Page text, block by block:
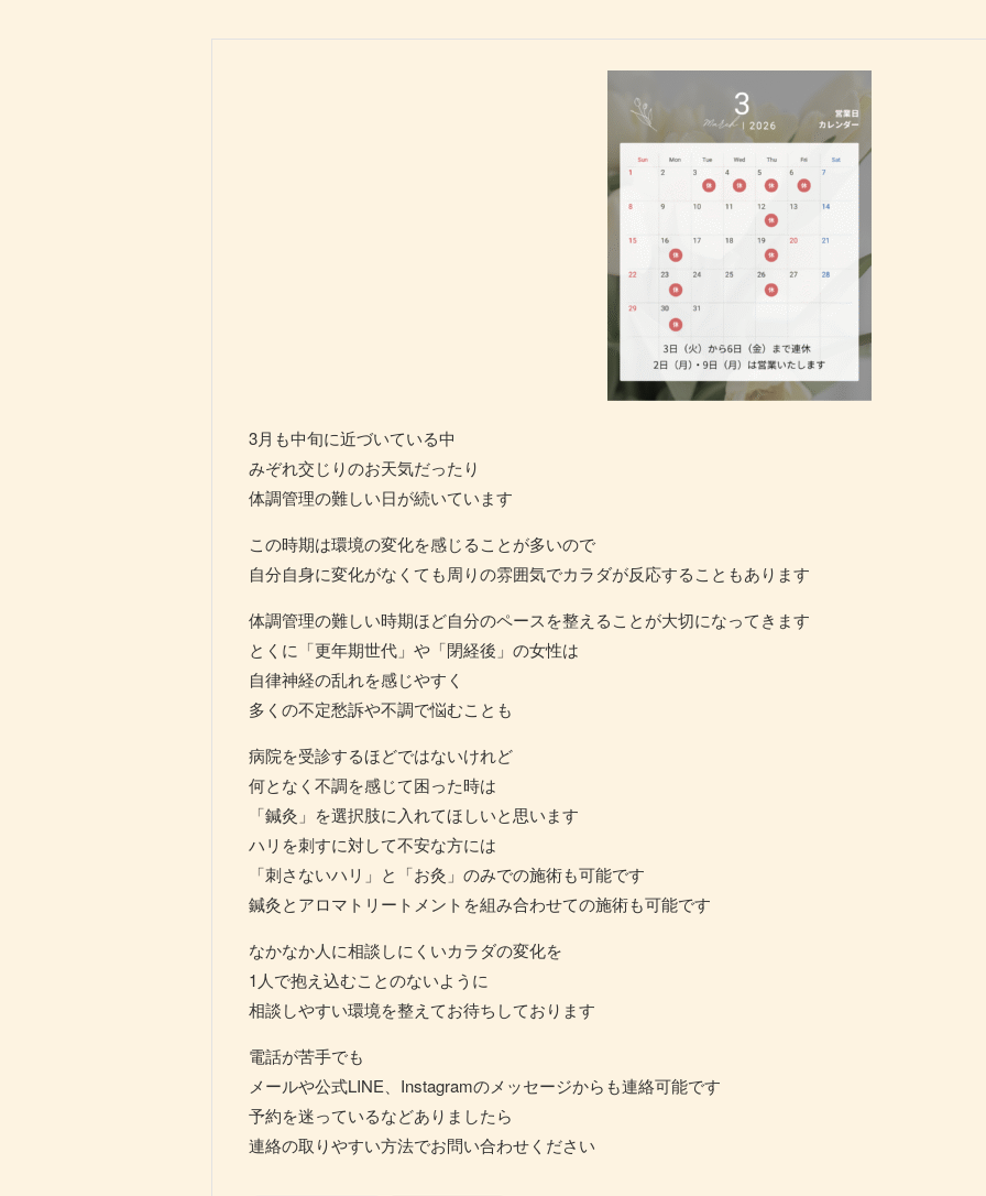
3月も中旬に近づいている中
みぞれ交じりのお天気だったり
体調管理の難しい日が続いています
この時期は環境の変化を感じることが多いので
自分自身に変化がなくても周りの雰囲気でカラダが反応することもあります
体調管理の難しい時期ほど自分のペースを整えることが大切になってきます
とくに「更年期世代」や「閉経後」の女性は
自律神経の乱れを感じやすく
多くの不定愁訴や不調で悩むことも
病院を受診するほどではないけれど
何となく不調を感じて困った時は
「鍼灸」を選択肢に入れてほしいと思います
ハリを刺すに対して不安な方には
「刺さないハリ」と「お灸」のみでの施術も可能です
鍼灸とアロマトリートメントを組み合わせての施術も可能です
なかなか人に相談しにくいカラダの変化を
1人で抱え込むことのないように
相談しやすい環境を整えてお待ちしております
電話が苦手でも
メールや公式LINE、Instagramのメッセージからも連絡可能です
予約を迷っているなどありましたら
連絡の取りやすい方法でお問い合わせください